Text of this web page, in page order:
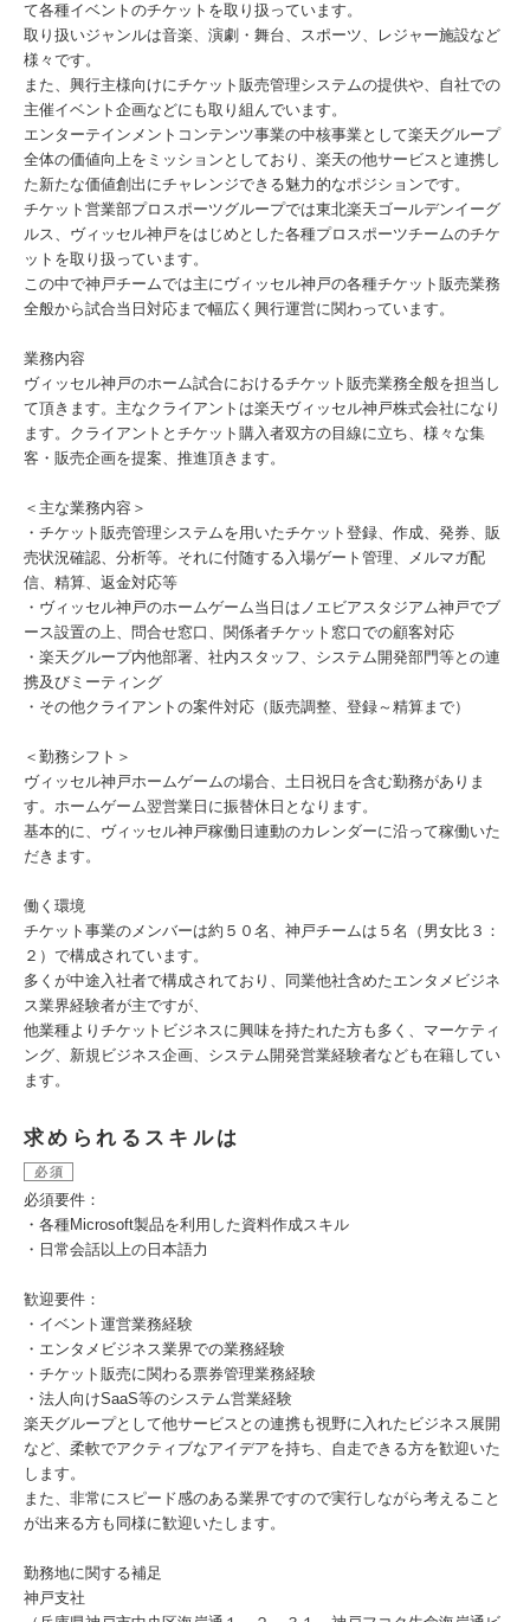
て各種イベントのチケットを取り扱っています。
取り扱いジャンルは音楽、演劇・舞台、スポーツ、レジャー施設など
様々です。
また、興行主様向けにチケット販売管理システムの提供や、自社での
主催イベント企画などにも取り組んでいます。
エンターテインメントコンテンツ事業の中核事業として楽天グループ
全体の価値向上をミッションとしており、楽天の他サービスと連携し
た新たな価値創出にチャレンジできる魅力的なポジションです。
チケット営業部プロスポーツグループでは東北楽天ゴールデンイーグ
ルス、ヴィッセル神戸をはじめとした各種プロスポーツチームのチケ
ットを取り扱っています。
この中で神戸チームでは主にヴィッセル神戸の各種チケット販売業務
全般から試合当日対応まで幅広く興行運営に関わっています。
業務内容
ヴィッセル神戸のホーム試合におけるチケット販売業務全般を担当し
て頂きます。主なクライアントは楽天ヴィッセル神戸株式会社になり
ます。クライアントとチケット購入者双方の目線に立ち、様々な集
客・販売企画を提案、推進頂きます。
＜主な業務内容＞
・チケット販売管理システムを用いたチケット登録、作成、発券、販
売状況確認、分析等。それに付随する入場ゲート管理、メルマガ配
信、精算、返金対応等
・ヴィッセル神戸のホームゲーム当日はノエビアスタジアム神戸でブ
ース設置の上、問合せ窓口、関係者チケット窓口での顧客対応
・楽天グループ内他部署、社内スタッフ、システム開発部門等との連
携及びミーティング
・その他クライアントの案件対応（販売調整、登録～精算まで）
＜勤務シフト＞
ヴィッセル神戸ホームゲームの場合、土日祝日を含む勤務がありま
す。ホームゲーム翌営業日に振替休日となります。
基本的に、ヴィッセル神戸稼働日連動のカレンダーに沿って稼働いた
だきます。
働く環境
チケット事業のメンバーは約５０名、神戸チームは５名（男女比３：
２）で構成されています。
多くが中途入社者で構成されており、同業他社含めたエンタメビジネ
ス業界経験者が主ですが、
他業種よりチケットビジネスに興味を持たれた方も多く、マーケティ
ング、新規ビジネス企画、システム開発営業経験者なども在籍してい
ます。
求められるスキルは
必須
必須要件：
・各種Microsoft製品を利用した資料作成スキル
・日常会話以上の日本語力
歓迎要件：
・イベント運営業務経験
・エンタメビジネス業界での業務経験
・チケット販売に関わる票券管理業務経験
・法人向けSaaS等のシステム営業経験
楽天グループとして他サービスとの連携も視野に入れたビジネス展開
など、柔軟でアクティブなアイデアを持ち、自走できる方を歓迎いた
します。
また、非常にスピード感のある業界ですので実行しながら考えること
が出来る方も同様に歓迎いたします。
勤務地に関する補足 ​​
神戸支社